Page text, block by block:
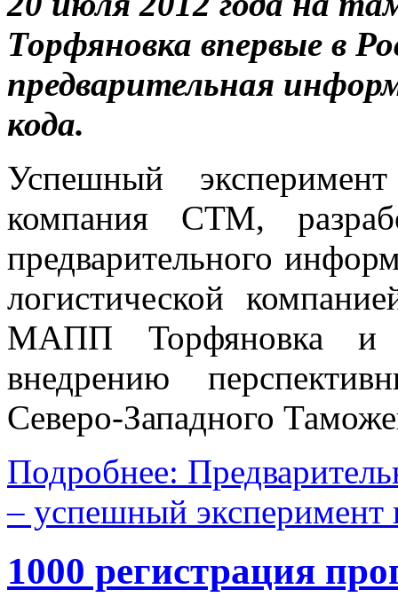
Торфяновка впервые в
предварительная
кода.
Успешный
компания СТМ,
предварительного
логистической
МАПП Торфяновка и
внедрению
Северо-Западного
Подробнее:
– успешный
1000 регистрация